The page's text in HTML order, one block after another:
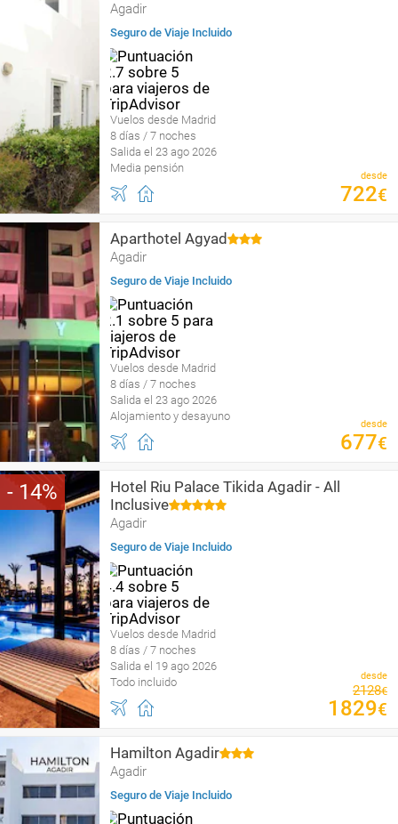
Agadir
Seguro de Viaje Incluido
Vuelos desde Madrid
8 días / 7 noches
Salida el 23 ago 2026
Media pensión
desde
722€
Aparthotel Agyad
Agadir
Seguro de Viaje Incluido
Vuelos desde Madrid
8 días / 7 noches
Salida el 23 ago 2026
Alojamiento y desayuno
desde
677€
14
Hotel Riu Palace Tikida Agadir - All
Inclusive
Agadir
Seguro de Viaje Incluido
Vuelos desde Madrid
8 días / 7 noches
Salida el 19 ago 2026
Todo incluido
desde
2128€
1829€
Hamilton Agadir
Agadir
Seguro de Viaje Incluido